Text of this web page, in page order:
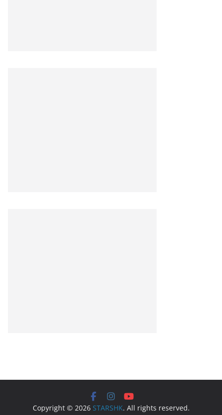
Copyright © 2026 STARSHK. All rights reserved.